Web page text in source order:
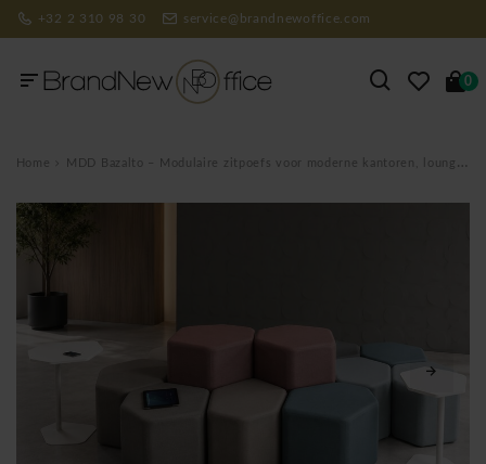
+32 2 310 98 30 service@brandnewoffice.com
0
Home MDD Bazalto – Modulaire zitpoefs voor moderne kantoren, lounge- en samenwerkruimtes